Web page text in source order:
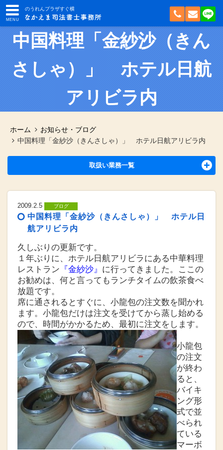
のうれんプラザすぐ横
中国料理「金紗沙（きん
さしゃ）」 ホテル日航
アリビラ内
ホーム
お知らせ・ブログ
中国料理「金紗沙（きんさしゃ）」 ホテル日航アリビラ内
取扱い業務一覧
2009.2.5 ブログ
中国料理「金紗沙（きんさしゃ）」 ホテル日
航アリビラ内
久しぶりの更新です。
１年ぶりに、ホテル日航アリビラにある中華料理
レストラン 『金紗沙』 に行ってきました。ここの
お勧めは、何と言ってもランチタイムの飲茶食べ
放題です。
席に通されるとすぐに、小龍包の注文数を聞かれ
ます。小龍包だけは注文を受けてから蒸し始める
ので、時間がかかるため、最初に注文をします。
小龍包
の注文
が終わ
ると、
バイキ
ング形
式で並
べられ
ている
マーボ